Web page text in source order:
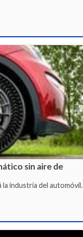
sin aire de
la industria del automóvil.